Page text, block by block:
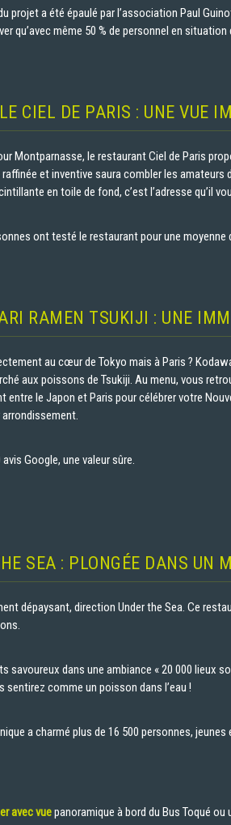
projet a été épaulé par l’association Paul
qu’avec même 50 % de personnel en
CIEL DE PARIS : UNE VUE
Montparnasse, le restaurant Ciel de Paris
et inventive saura combler les amateurs
en toile de fond, c’est l’adresse qu’il
ont testé le restaurant pour une moyenne
RAMEN TSUKIJI : UNE
au cœur de Tokyo mais à Paris ?
aux poissons de Tsukiji. Au menu, vous
entre le Japon et Paris pour célébrer votre
Google, une valeur sûre.
SEA : PLONGÉE DANS UN
dépaysant, direction Under the Sea. Ce
savoureux dans une ambiance « 20 000 lieux
sentirez comme un poisson dans l’eau !
a charmé plus de 16 500 personnes,
avec vuepanoramique à bord du Bus Toqué